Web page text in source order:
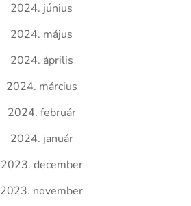
2024. június
2024. május
2024. április
2024. március
2024. február
2024. január
2023. december
2023. november